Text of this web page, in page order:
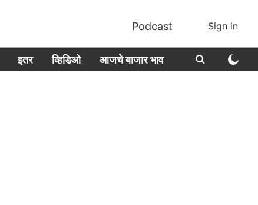
Podcast Sign in
इतर व्हिडिओ आजचे बाजार भाव